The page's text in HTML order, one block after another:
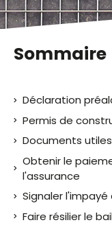
Sommaire
Déclaration
Permis de
Documents utiles
Obtenir le
l'assurance
Signaler l'impayé
Faire résilier le